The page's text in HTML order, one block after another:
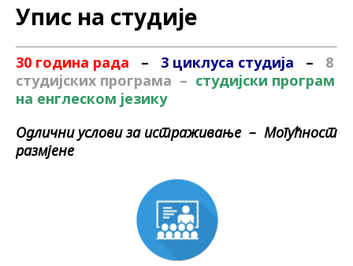
Упис на студије
30 година рада – 3 циклуса студија – 8
студијских програма – студијски програм
на енглеском језику
Oдлични услови за истраживање – Mогућност
размјене